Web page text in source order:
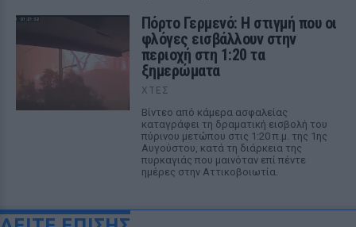
Πόρτο Γερμενό: Η στιγμή που οι
φλόγες εισβάλλουν στην
περιοχή στη 1:20 τα
ξημερώματα
ΧΤΕΣ
Βίντεο από κάμερα ασφαλείας
καταγράφει τη δραματική εισβολή του
πύρινου μετώπου στις 1:20 π.μ. της 1ης
Αυγούστου, κατά τη διάρκεια της
πυρκαγιάς που μαινόταν επί πέντε
ημέρες στην Αττικοβοιωτία.